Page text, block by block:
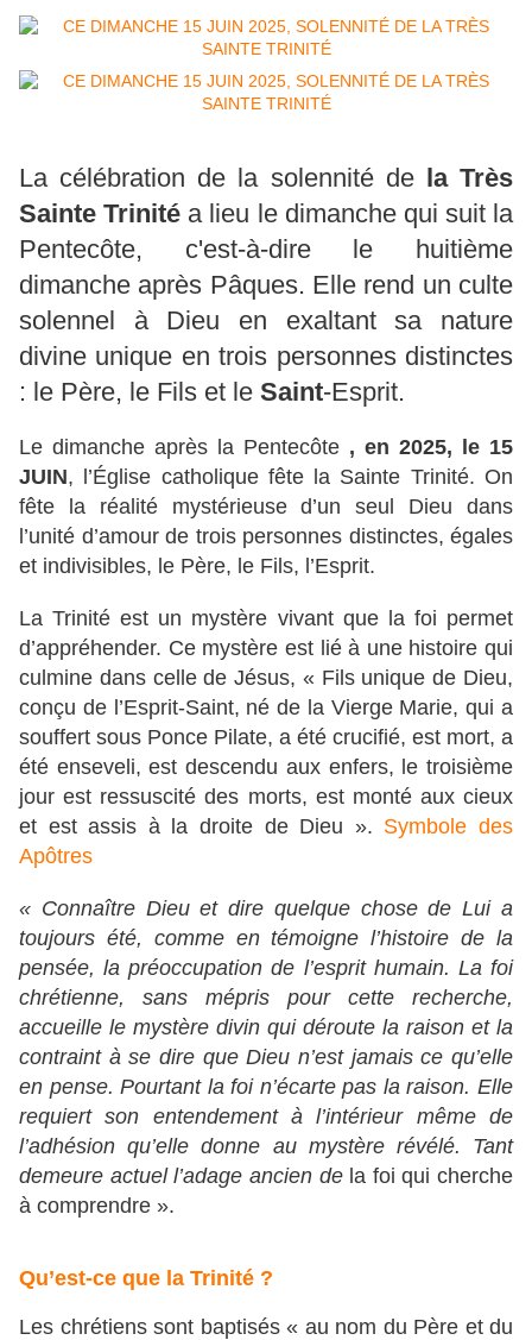
La célébration de la solennité de la Très
Sainte Trinité a lieu le dimanche qui suit la
Pentecôte, c'est-à-dire le huitième
dimanche après Pâques. Elle rend un culte
solennel à Dieu en exaltant sa nature
divine unique en trois personnes distinctes
: le Père, le Fils et le Saint-Esprit.
Le dimanche après la Pentecôte , en 2025, le 15
JUIN, l’Église catholique fête la Sainte Trinité. On
fête la réalité mystérieuse d’un seul Dieu dans
l’unité d’amour de trois personnes distinctes, égales
et indivisibles, le Père, le Fils, l’Esprit.
La Trinité est un mystère vivant que la foi permet
d’appréhender. Ce mystère est lié à une histoire qui
culmine dans celle de Jésus, « Fils unique de Dieu,
conçu de l’Esprit-Saint, né de la Vierge Marie, qui a
souffert sous Ponce Pilate, a été crucifié, est mort, a
été enseveli, est descendu aux enfers, le troisième
jour est ressuscité des morts, est monté aux cieux
et est assis à la droite de Dieu ». Symbole des
Apôtres
« Connaître Dieu et dire quelque chose de Lui a
toujours été, comme en témoigne l’histoire de la
pensée, la préoccupation de l’esprit humain. La foi
chrétienne, sans mépris pour cette recherche,
accueille le mystère divin qui déroute la raison et la
contraint à se dire que Dieu n’est jamais ce qu’elle
en pense. Pourtant la foi n’écarte pas la raison. Elle
requiert son entendement à l’intérieur même de
l’adhésion qu’elle donne au mystère révélé. Tant
demeure actuel l’adage ancien de la foi qui cherche
à comprendre ».
Qu’est-ce que la Trinité ?
Les chrétiens sont baptisés « au nom du Père et du